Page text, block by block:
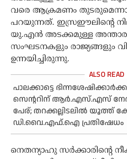
വരെ ആക്രമണം
പറയുന്നത്. ഇസ്രഈലിന്റെ
യു.എന്‍ അടക്കമുള്ള
സംഘടനകളും രാജ്യങ്ങളും
ഉന്നയിച്ചിരുന്നു.
പാലക്കാട്ടെ
സെന്ററിന് ആര്‍.എസ്.എസ്
പേര്; തറക്കല്ലിടലില്‍ യൂത്ത്
ഡി.വൈ.എഫ്.ഐ പ്രതിഷേധം
നെതന്യാഹു സര്‍ക്കാരിന്റെ